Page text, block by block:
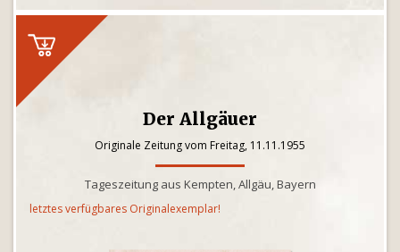
Der Allgäuer
Originale Zeitung vom Freitag, 11.11.1955
Tageszeitung aus Kempten, Allgäu, Bayern
letztes verfügbares Originalexemplar!